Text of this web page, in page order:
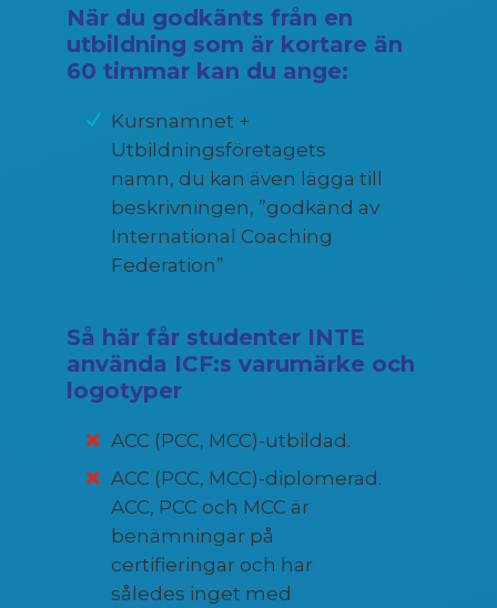
När du godkänts från en
utbildning som är kortare än
60 timmar kan du ange:
Kursnamnet +
Utbildningsföretagets
namn, du kan även lägga till
beskrivningen, ”godkänd av
International Coaching
Federation”
Så här får studenter INTE
använda ICF:s varumärke och
logotyper
ACC (PCC, MCC)-utbildad.
ACC (PCC, MCC)-diplomerad.
ACC, PCC och MCC är
benämningar på
certifieringar och har
således inget med